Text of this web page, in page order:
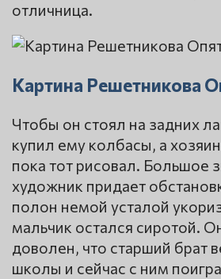
отличница.
Картина Решетникова
Чтобы он стоял на задних
купил ему колбасы, а
пока тот рисовал. Большое
художник придает
полон немой усталой
мальчик остался сиротой.
доволен, что старший брат
школы и сейчас с ним